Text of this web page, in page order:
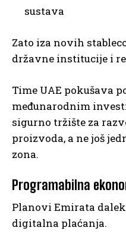
sustava
Zato iza novih
državne institucije i
Time UAE pokušava
međunarodnim
sigurno tržište za
proizvoda, a ne još
zona.
Programabilna
Planovi Emirata
digitalna plaćanja.